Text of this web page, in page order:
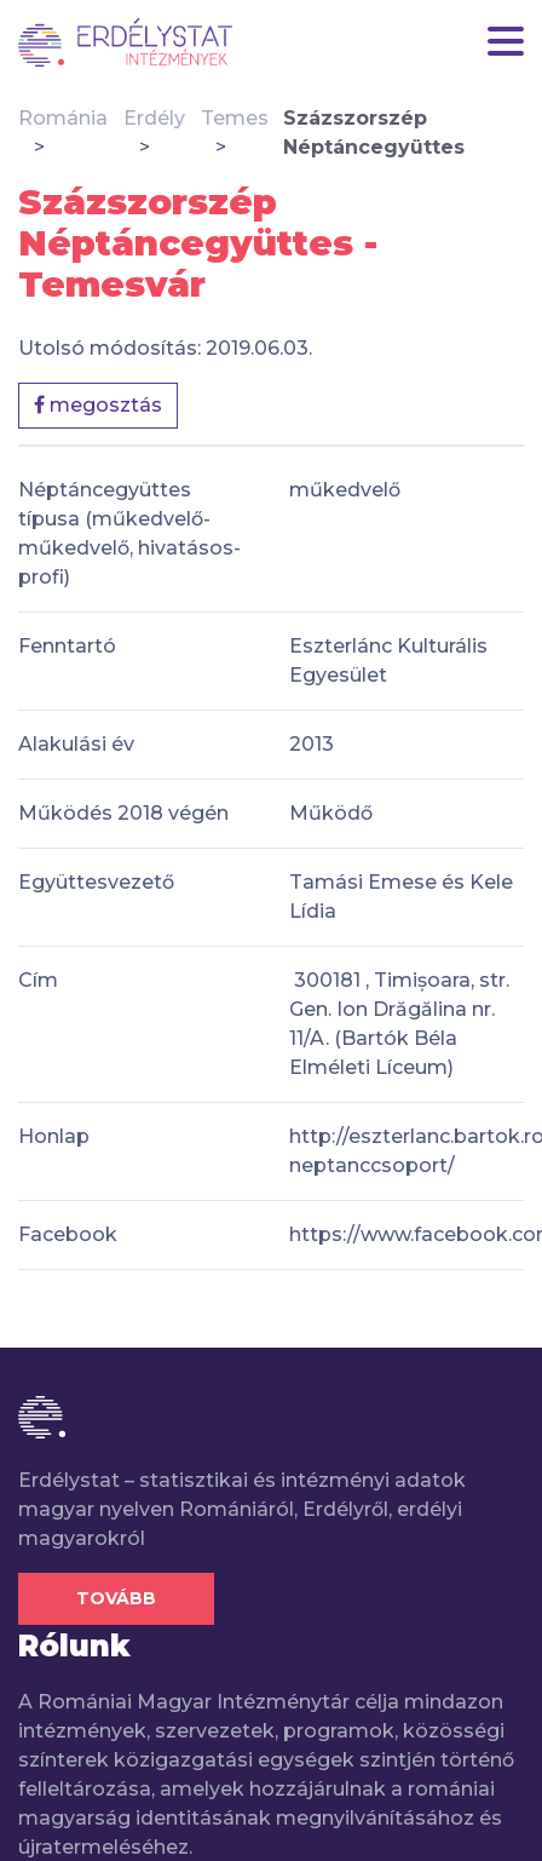
Románia Erdély Temes
Százszorszép
Néptáncegyüttes
Százszorszép
Néptáncegyüttes -
Temesvár
Utolsó módosítás: 2019.06.03.
megosztás
Néptáncegyüttes
típusa (műkedvelő-
műkedvelő, hivatásos-
profi)
műkedvelő
Fenntartó
Eszterlánc Kulturális
Egyesület
Alakulási év 2013
Működés 2018 végén Működő
Együttesvezető
Tamási Emese és Kele
Lídia
Cím
300181 , Timișoara, str.
Gen. Ion Drăgălina nr.
11/A. (Bartók Béla
Elméleti Líceum)
Honlap
http://
neptanccsoport/
Facebook https://
Erdélystat – statisztikai és intézményi adatok
magyar nyelven Romániáról, Erdélyről, erdélyi
magyarokról
TOVÁBB
Rólunk
A Romániai Magyar Intézménytár célja mindazon
intézmények, szervezetek, programok, közösségi
színterek közigazgatási egységek szintjén történő
felleltározása, amelyek hozzájárulnak a romániai
magyarság identitásának megnyilvánításához és
újratermeléséhez.